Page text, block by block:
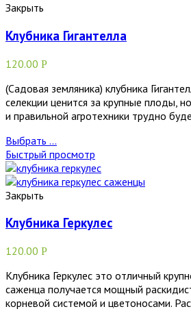
Закрыть
Клубника Гигантелла
120.00 Р
(Садовая земляника) клубника
селекции ценится за крупные плоды,
и правильной агротехники трудно
Выбрать ...
Быстрый просмотр
Закрыть
Клубника Геркулес
120.00 Р
Клубника Геркулес это отличный
саженца получается мощный
корневой системой и цветоносами.